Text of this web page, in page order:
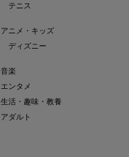
テニス
アニメ・キッズ
ディズニー
音楽
エンタメ
生活・趣味・教養
アダルト